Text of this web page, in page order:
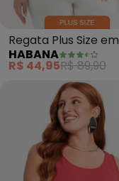
Regata Plus Size em
Canelado (Cinza)
HABANA
R$ 44,95R$ 89,90